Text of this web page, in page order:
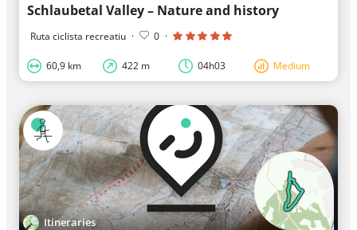
Schlaubetal Valley – Nature and history
Ruta ciclista recreatiu · 0 ·
60,9 km 422 m 04h03 Medium
Itineraries